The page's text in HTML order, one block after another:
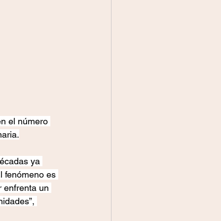
el número
ya
fenómeno es
enfrenta un